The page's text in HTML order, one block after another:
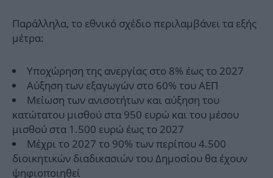
Παράλληλα, το εθνικό σχέδιο περιλαμβάνει τα εξής
μέτρα:
Υποχώρηση της ανεργίας στο 8% έως το 2027
Αύξηση των εξαγωγών στο 60% του ΑΕΠ
Μείωση των ανισοτήτων και αύξηση του
κατώτατου μισθού στα 950 ευρώ και του μέσου
μισθού στα 1.500 ευρώ έως το 2027
Μέχρι το 2027 το 90% των περίπου 4.500
διοικητικών διαδικασιών του Δημοσίου θα έχουν
ψηφιοποιηθεί